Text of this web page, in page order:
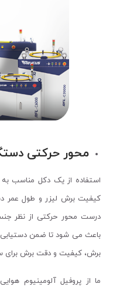
محور حرکتی
استفاده از یک دکل مناسب
کیفیت برش لیزر و طول عمر
درست محور حرکتی از نظر
باعث می شود تا ضمن
برش، کیفیت و دقت برش برای
ما از پروفیل آلومینیوم